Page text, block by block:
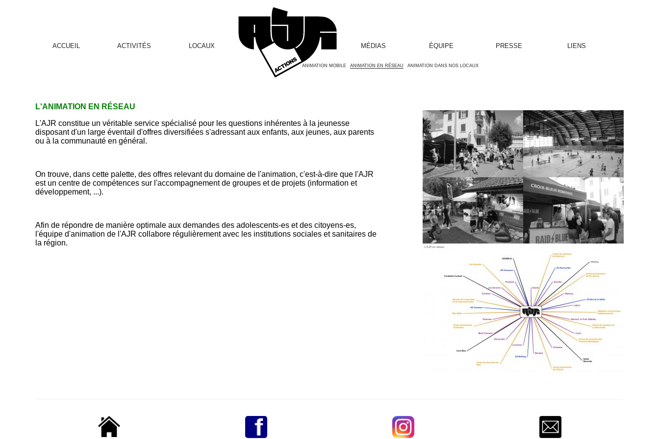
ACCUEIL ACTIVITÉS LOCAUX
ANIMATION MOBILE ANIMATION EN RÉSEAU ANIMATION DANS NOS LOCAUX
MÉDIAS ÉQUIPE PRESSE LIENS
L'ANIMATION EN RÉSEAU
L'AJR constitue un véritable service spécialisé pour les questions inhérentes à la jeunesse
disposant d'un large éventail d'offres diversifiées s'adressant aux enfants, aux jeunes, aux parents
ou à la communauté en général.
On trouve, dans cette palette, des offres relevant du domaine de l'animation, c'est-à-dire que l'AJR
est un centre de compétences sur l'accompagnement de groupes et de projets (information et
développement, ...).
Afin de répondre de manière optimale aux demandes des adolescents-es et des citoyens-es,
l'équipe d'animation de l'AJR collabore régulièrement avec les institutions sociales et sanitaires de
la région.